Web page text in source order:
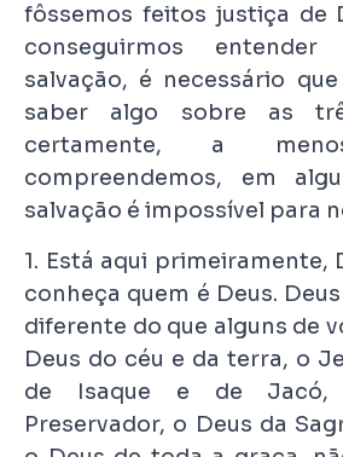
fôssemos feitos justiça de
conseguirmos
salvação, é necessário
saber algo sobre as
certamente, a
compreendemos, em
salvação é impossível para
1. Está aqui primeiramente,
conheça quem é Deus.
diferente do que alguns de
Deus do céu e da terra, o
de Isaque e de
Preservador, o Deus da